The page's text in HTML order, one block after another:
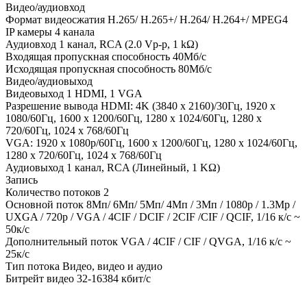
Видео/аудиовход
Формат видеосжатия H.265/ H.265+/ H.264/ H.264+/ MPEG4
IP камеры 4 канала
Аудиовход 1 канал, RCA (2.0 Vp-p, 1 kΩ)
Входящая пропускная способность 40Мб/с
Исходящая пропускная способность 80Мб/с
Видео/аудиовыход
Видеовыход 1 HDMI, 1 VGA
Разрешение вывода HDMI: 4K (3840 x 2160)/30Гц, 1920 x
1080/60Гц, 1600 x 1200/60Гц, 1280 x 1024/60Гц, 1280 x
720/60Гц, 1024 x 768/60Гц
VGA: 1920 x 1080p/60Гц, 1600 x 1200/60Гц, 1280 x 1024/60Гц,
1280 x 720/60Гц, 1024 x 768/60Гц
Аудиовыход 1 канал, RCA (Линейный, 1 KΩ)
Запись
Количество потоков 2
Основной поток 8Мп/ 6Мп/ 5Мп/ 4Мп / 3Мп / 1080p / 1.3Mp /
UXGA / 720p / VGA / 4CIF / DCIF / 2CIF /CIF / QCIF, 1/16 к/с ~
50к/с
Дополнительный поток VGA / 4CIF / CIF / QVGA, 1/16 к/с ~
25к/с
Тип потока Видео, видео и аудио
Битрейт видео 32-16384 кбит/с